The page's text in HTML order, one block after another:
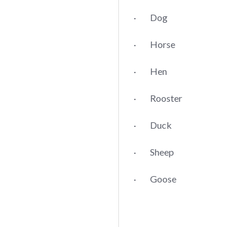
· Dog
· Horse
· Hen
· Rooster
· Duck
· Sheep
· Goose